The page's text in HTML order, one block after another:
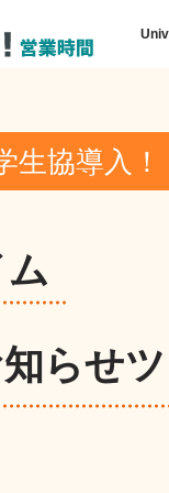
生協導入！
らせ